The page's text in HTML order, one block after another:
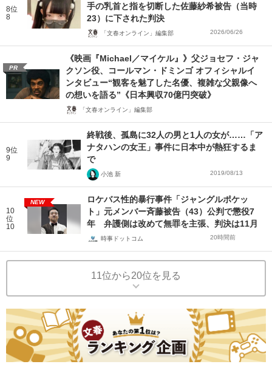
8位
8
手の乳首と指を切断した佐藤紗希被告（当時
23）に下された判決
「文春オンライン」編集部 2026/06/26
PR
《映画『Michael／マイケル』》父ジョセフ・ジャ
クソン役、コールマン・ドミンゴ オフィシャルイ
ンタビュー“観客を魅了した名優、複雑な父親像へ
の想いを語る”《日本興収70億円突破》
「文春オンライン」編集部
9位
9
終戦後、孤島に32人の男と1人の女が……「ア
ナタハンの女王」事件に日本中が熱狂するま
で
小池 新 2019/08/13
10
位
10
NEW
ロケバス性的暴行事件「ジャングルポケッ
ト」元メンバー斉藤被告（43）公判で懲役7
年 弁護側は改めて無罪を主張、判決は11月
時事ドットコム 20時間前
11位から20位を見る